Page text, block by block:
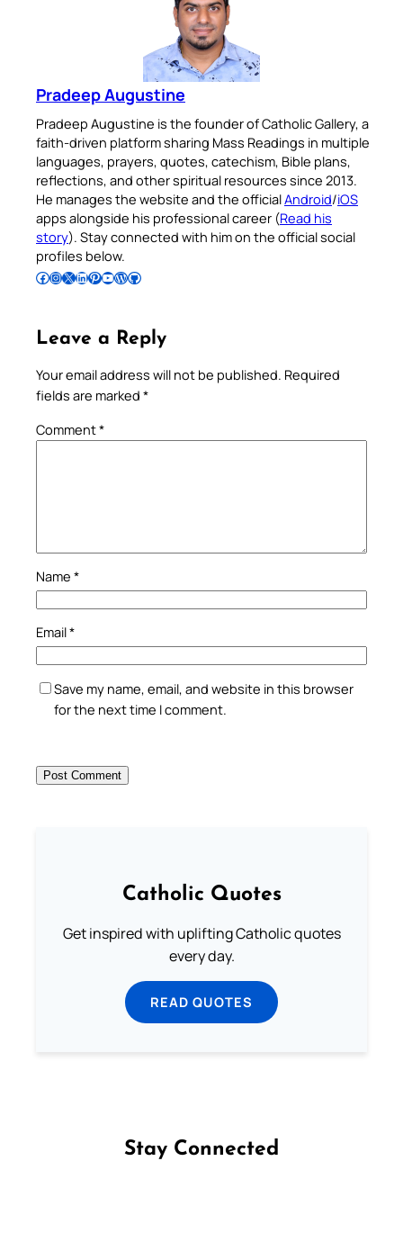
Pradeep Augustine
Pradeep Augustine is the founder of Catholic Gallery, a
faith-driven platform sharing Mass Readings in multiple
languages, prayers, quotes, catechism, Bible plans,
reflections, and other spiritual resources since 2013.
He manages the website and the officialAndroid/iOS
apps alongside his professional career (Read his
story). Stay connected with him on the official social
profiles below.
Follow Pradeep on Facebook Follow Pradeep on InstagramFollow Pradeep on X Follow Pradeep on LinkedIn Follow Pradeep on Pinterest Subscribe to Pradeep’s Youtube Channel Follow Pradeep on WordPress Follow Pradeep on GitHub
Leave a Reply
Your email address will not be published. Required
fields are marked *
Comment*
Name *
Email*
Save my name, email, and website in this browser
for the next time I comment.
Catholic Quotes
Get inspired with uplifting Catholic quotes
every day.
READ QUOTES
Stay Connected